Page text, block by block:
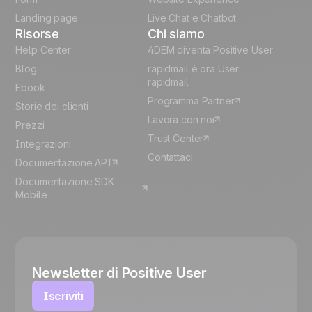
Español
Landing page
Live Chat e Chatbot
Risorse
Help Center
Blog
Ebook
Storie dei clienti
Prezzi
Integrazioni
Documentazione API
Documentazione SDK
Mobile
Chi siamo
4DEM diventa Positive User
rapidmail è ora User
rapidmail
Programma Partner
Lavora con noi
Trust Center
Contattaci
Newsletter di Positive User
Iscriviti